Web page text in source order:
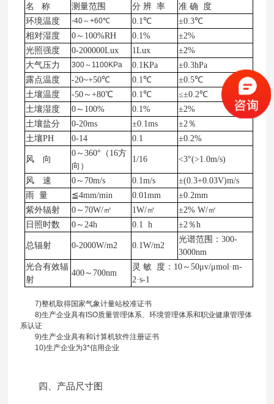
名 称 测量范围 分辨 率 准确 度
环境温度
-40～+60℃ 0.1℃
±0.3℃
相对湿度
0～100%RH 0.1%
±2%
光照强度
0-200000Lux 1Lux
±2%
大气压力
300～ 1100KPa 0.1KPa
±0.3hPa
露点温度
-20~+50℃ 0.1℃
±0.5℃
土壤温度
-50～+80℃ 0.1℃
≤±0.2℃
土壤湿度
0～100% 0.1%
±2%
土壤盐分
0-20ms ±0.1ms
±2％
土壤PH 0-14 0.1 ±0.2%
风 向
0～360°（16方
向）
1/16 <3°(>1.0m/s)
风 速 0～70m/s 0.1m/s
±(0.3+0.03V)m/s
雨 量 ≦4mm/min 0.01mm
±0.2mm
紫外辐射
0～70W/㎡ 1W/㎡
±2% W/㎡
日照时数
0～24h 0.1 h ±2％h
总辐射 0-2000W/m2 0.1W/m2
光谱范围： 300-
3000nm
光合有效辐
射
400～700nm
灵 敏 度：10～50μv/μmol·m-
2·s-1
7)整机取得国家气象计量站校准证书
8)生产企业具有 ISO质量管理体系、环境管理体系和职业健康管理体
系认证
9)生产企业具有和计算机软件注册证书
10)生产企业为3*信用企业
四、产品尺寸图